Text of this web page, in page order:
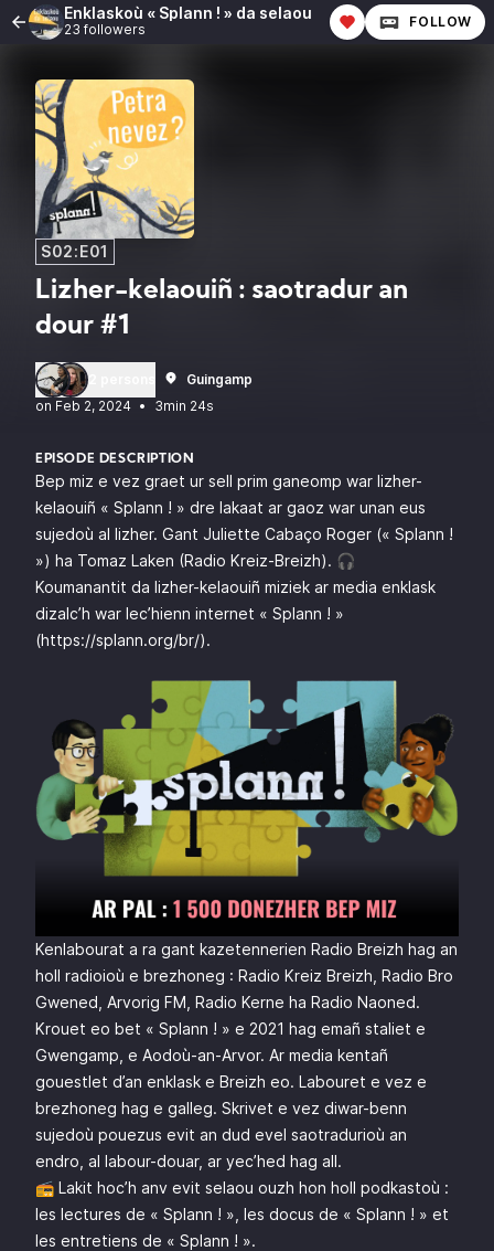
Enklaskoù « Splann ! » da selaou
23 followers FOLLOW
S02:E01
Lizher-kelaouiñ : saotradur an
dour #1
Guingamp
•
3min 24s
EPISODE DESCRIPTION
Bep miz e vez graet ur sell prim ganeomp war lizher-
kelaouiñ « Splann ! » dre lakaat ar gaoz war unan eus
sujedoù al lizher. Gant Juliette Cabaço Roger (« Splann !
») ha Tomaz Laken (Radio Kreiz-Breizh). 🎧
Koumanantit da lizher-kelaouiñ miziek ar media enklask
dizalc’h war lec’hienn internet « Splann ! »
(https://splann.org/br/).
Kenlabourat a ra gant kazetennerien Radio Breizh hag an
holl radioioù e brezhoneg : Radio Kreiz Breizh, Radio Bro
Gwened, Arvorig FM, Radio Kerne ha Radio Naoned.
Krouet eo bet « Splann ! » e 2021 hag emañ staliet e
Gwengamp, e Aodoù-an-Arvor. Ar media kentañ
gouestlet d’an enklask e Breizh eo. Labouret e vez e
brezhoneg hag e galleg. Skrivet e vez diwar-benn
sujedoù pouezus evit an dud evel saotradurioù an
endro, al labour-douar, ar yec’hed hag all.
📻 Lakit hoc’h anv evit selaou ouzh hon holl podkastoù :
les lectures de « Splann ! » les docus de « Splann ! » et
les entretiens de « Splann ! ».